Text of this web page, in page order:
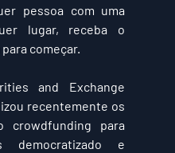
pessoa com uma
lugar, receba o
começar.
and Exchange
recentemente os
crowdfunding para
democratizado e